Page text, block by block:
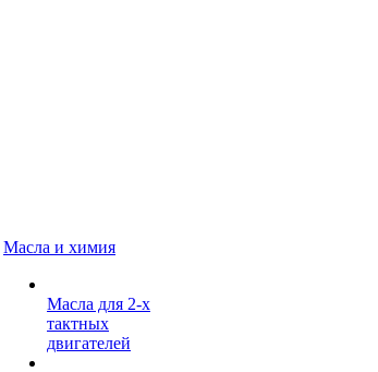
Масла и химия
Масла для 2-х
тактных
двигателей